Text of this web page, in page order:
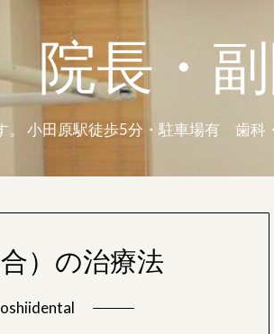
長・
小田原駅徒歩5分・駐車場有 歯科
）の治療法